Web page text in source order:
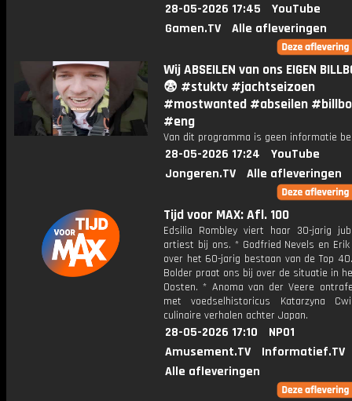
28-05-2026 17:45
YouTube
Gamen.TV
Alle afleveringen
Wij ABSEILEN van ons EIGEN
😨 #stuktv #jachtseizoen
#mostwanted #abseilen
#eng
Van dit programma is geen informatie
28-05-2026 17:24
YouTube
Jongeren.TV
Alle afleveringen
Tijd voor MAX: Afl. 100
Edsilia Rombley viert haar 30-jarig
artiest bij ons. * Godfried Nevels en
over het 60-jarig bestaan van de Top
Bolder praat ons bij over de situatie in
Oosten. * Anoma van der Veere
met voedselhistoricus Katarzyna
culinaire verhalen achter Japan.
28-05-2026 17:10
NPO1
Amusement.TV
Informatief.TV
Alle afleveringen